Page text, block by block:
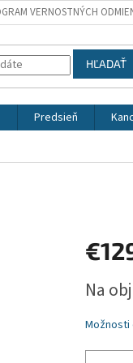
VERNOSTNÝCH
HĽADAŤ
Predsieň
cena:
Na
Možnosti